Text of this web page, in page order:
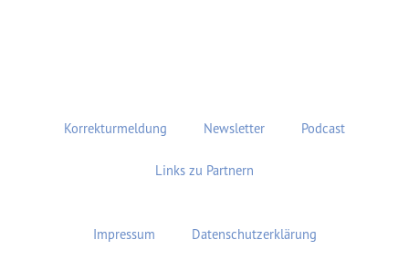
Korrekturmeldung Newsletter Podcast
Links zu Partnern
Impressum Datenschutzerklärung